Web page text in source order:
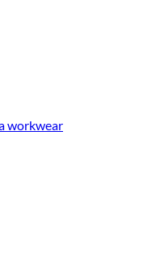
estamos aquí para hacer
que tenemos para ofrecerte en
para muebles en Sodimac
para tus proyectos y
lo que tenemos para
Manillas para muebles en
proyectos de renovación y
workwear